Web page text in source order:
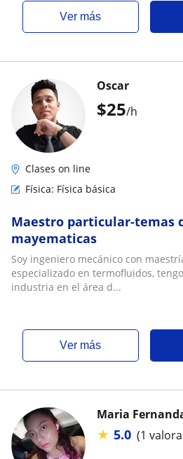
ver más
$25/h
Oscar
Clases on line
Física: Física básica
Maestro particular-temas
mayematicas
Soy ingeniero mecánico con
especializado en termofluidos,
industria en el área d...
ver más
Maria
★ 5.0 (1